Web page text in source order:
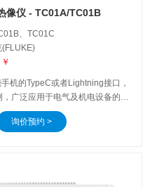
像仪 - TC01A/TC01B
、TC01C
机的TypeC或者Lightning接口，
广泛应用于电气及机电设备的巡
发及品质管控等，大大提高检测
询价预约 >